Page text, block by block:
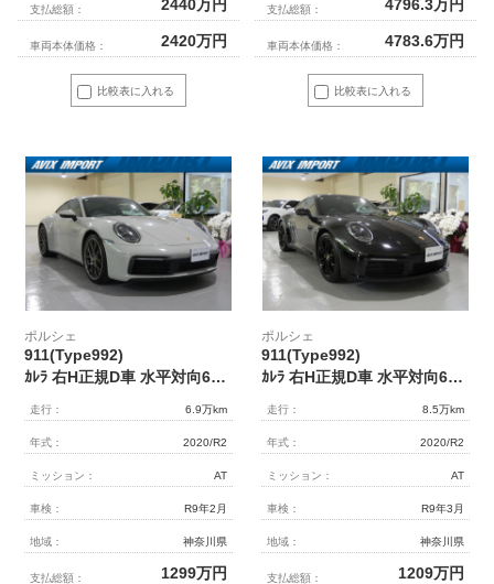
比較表に入れる
支払総額： 2440万円
車両本体価格： 2420万円
比較表に入れる
支払総額： 4796.3万円
車両本体価格： 4783.6万円
ポルシェ
911(Type992)
ｶﾚﾗ 右H正規D車 水平対向6気筒ﾂｲﾝﾀｰﾎﾞ 8速PDK ｽﾎﾟｰﾂｸﾛﾉPKG 灰革 14Wayﾒﾓﾘｰ付ﾊﾟﾜｰｼｰﾄ ｼｰﾄﾋｰﾀｰ PCMﾅﾋﾞ(10.9ｲﾝﾁ) 全周ｶﾒﾗ＆PAS ｸﾙｺﾝ&LCA LEDﾍｯﾄﾞﾗｲﾄ(PDLSﾌﾟﾗｽ付) 電格ﾐﾗｰ ｺﾝﾌｫｰﾄA ｽﾎﾟｰﾂｴｸﾞｿﾞｰｽﾄ PASM 純正20/21ｲﾝﾁAW 禁煙
走行： 6.9万km
年式： 2020/R2
ミッション： AT
車検： R9年2月
地域： 神奈川県
支払総額： 1299万円
ポルシェ
911(Type992)
ｶﾚﾗ 右H正規D車 水平対向6気筒ﾂｲﾝﾀｰﾎﾞ 8速PDK ｽﾎﾟｰﾂｸﾛﾉPKG 赤革 14Wayﾊﾟﾜｰｼｰﾄ ｼｰﾄﾋｰﾀｰ&ﾍﾞﾝﾁﾚｰﾀｰ PCMﾅﾋﾞ(10.9ｲﾝﾁ) 全周C＆PAS ｸﾙｺﾝ&LCA LEDﾍｯﾄﾞﾗｲﾄ(PDLS付) 電格ﾐﾗｰ ｺﾝﾌｫｰﾄA ｽﾎﾟｰﾂﾃｰﾙﾊﾟｲﾌﾟ PASM 純正20/21ｲﾝﾁAW(ﾌﾞﾗｯｸ) 禁煙
走行： 8.5万km
年式： 2020/R2
ミッション： AT
車検： R9年3月
地域： 神奈川県
支払総額： 1209万円